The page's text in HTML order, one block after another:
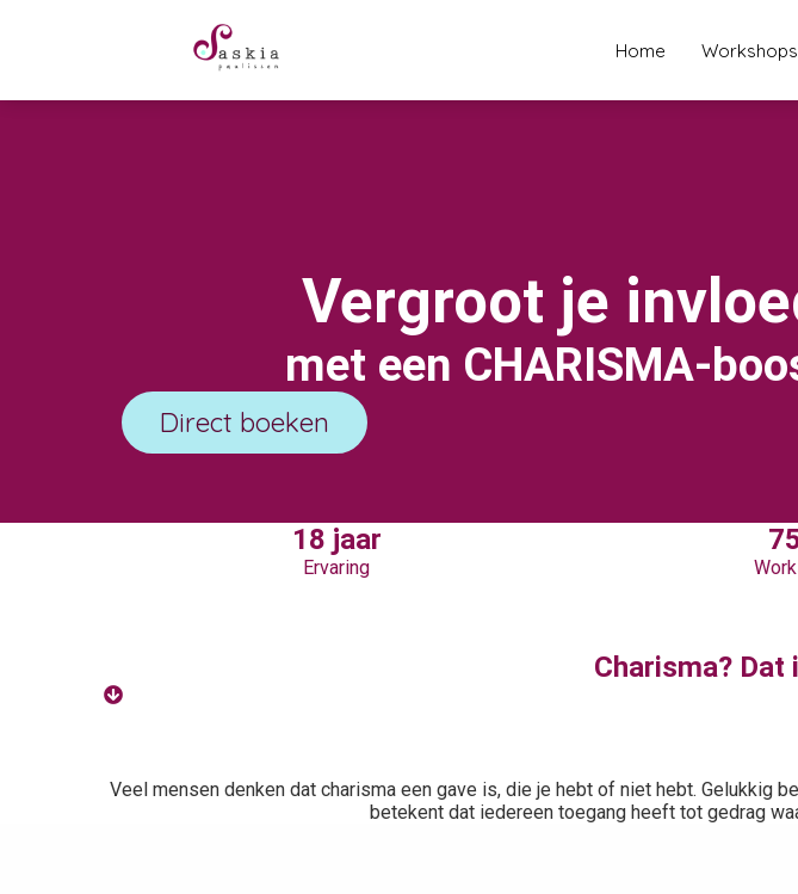
Home Workshops
Vergroot je
met een CHARISMA-
Direct boeken
18 jaar
Ervaring
Charisma? Dat
Veel mensen denken dat charisma een gave is, die je hebt of niet hebt. Gelukkig
betekent dat iedereen toegang heeft tot gedrag